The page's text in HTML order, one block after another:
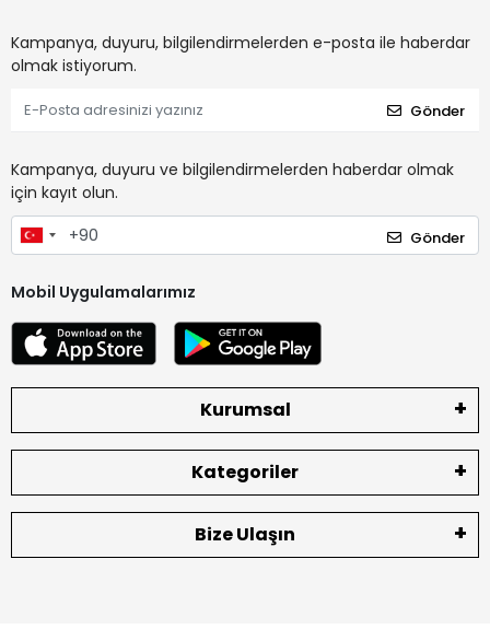
Kampanya, duyuru, bilgilendirmelerden e-posta ile haberdar
olmak istiyorum.
Gönder
Kampanya, duyuru ve bilgilendirmelerden haberdar olmak
için kayıt olun.
Gönder
Mobil Uygulamalarımız
Kurumsal
Kategoriler
Bize Ulaşın